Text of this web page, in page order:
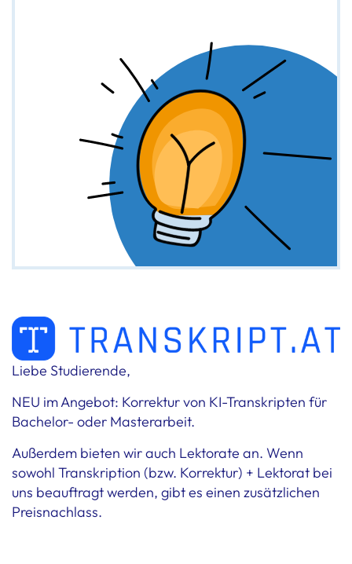
Liebe Studierende,
NEU im Angebot: Korrektur von KI-Transkripten für
Bachelor- oder Masterarbeit.
Außerdem bieten wir auch Lektorate an. Wenn
sowohl Transkription (bzw. Korrektur) + Lektorat bei
uns beauftragt werden, gibt es einen zusätzlichen
Preisnachlass.